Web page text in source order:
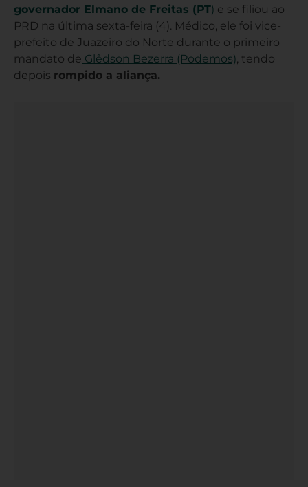
governador Elmano de Freitas (PT) e se filiou ao
PRD na última sexta-feira (4). Médico, ele foi vice-
prefeito de Juazeiro do Norte durante o primeiro
mandato de Glêdson Bezerra (Podemos) , tendo
depois rompido a aliança.